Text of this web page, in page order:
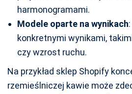
harmonogramami.
Modele oparte na wynikach
konkretnymi wynikami,
czy wzrost ruchu.
Na przykład sklep Shopify
rzemieślniczej kawie może